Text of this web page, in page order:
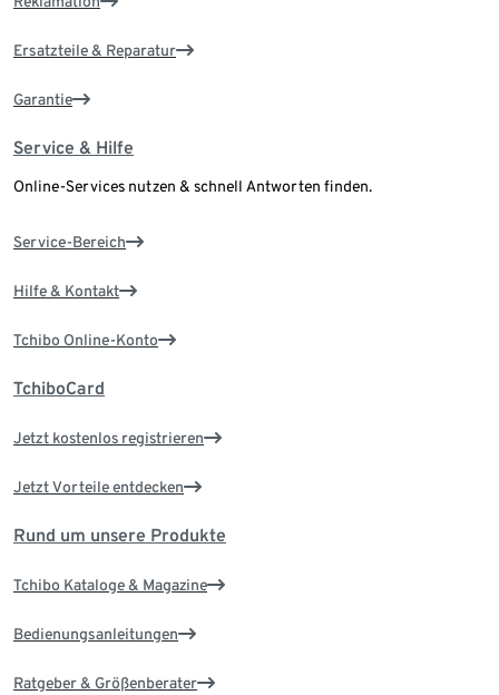
Ersatzteile & Reparatur
Garantie
Service & Hilfe
Online-Services nutzen & schnell Antworten finden.
Service-Bereich
Hilfe & Kontakt
Tchibo Online-Konto
TchiboCard
Jetzt kostenlos registrieren
Jetzt Vorteile entdecken
Rund um unsere Produkte
Tchibo Kataloge & Magazine
Bedienungsanleitungen
Ratgeber & Größenberater